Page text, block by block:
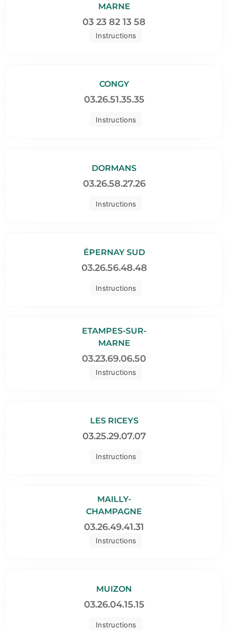
Instructions
MARNE
03 23 82 13 58
Instructions
CONGY
03.26.51.35.35
Instructions
DORMANS
03.26.58.27.26
Instructions
ÉPERNAY SUD
03.26.56.48.48
Instructions
ETAMPES-SUR-
MARNE
03.23.69.06.50
Instructions
LES RICEYS
03.25.29.07.07
Instructions
MAILLY-
CHAMPAGNE
03.26.49.41.31
Instructions
MUIZON
03.26.04.15.15